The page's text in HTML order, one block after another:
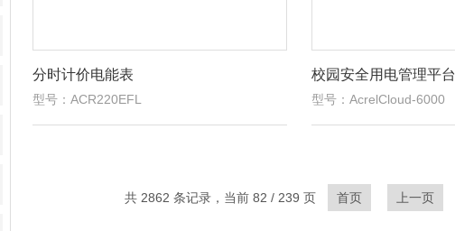
分时计价电能表
型号：ACR220EFL
校园安全用电管理平台
型号：AcrelCloud-6000
共 2862 条记录，当前 82 / 239 页 首页 上一页